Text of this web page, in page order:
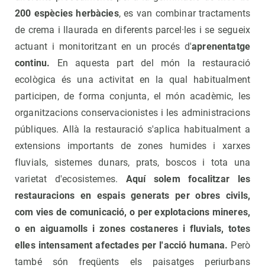
200 espècies herbàcies, es van combinar tractaments
de crema i llaurada en diferents parcel·les i se segueix
actuant i monitoritzant en un procés d'aprenentatge
continu. En aquesta part del món la restauració
ecològica és una activitat en la qual habitualment
participen, de forma conjunta, el món acadèmic, les
organitzacions conservacionistes i les administracions
públiques. Allà la restauració s'aplica habitualment a
extensions importants de zones humides i xarxes
fluvials, sistemes dunars, prats, boscos i tota una
varietat d'ecosistemes. Aquí solem focalitzar les
restauracions en espais generats per obres civils,
com vies de comunicació, o per explotacions mineres,
o en aiguamolls i zones costaneres i fluvials, totes
elles intensament afectades per l'acció humana. Però
també són freqüents els paisatges periurbans